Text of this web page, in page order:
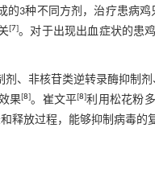
3种不同方剂，治疗患病
[7]。对于出现出血症状的患
、非核苷类逆转录酶抑制
果[8]。崔文平[8]利用松花粉
释放过程，能够抑制病毒的